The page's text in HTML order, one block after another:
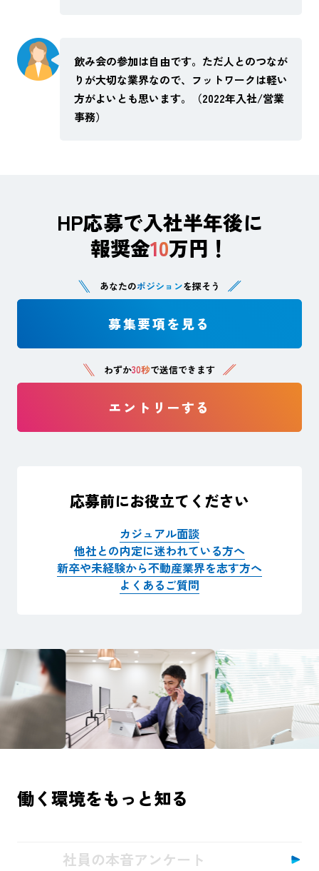
飲み会の参加は自由です。ただ人とのつなが
りが大切な業界なので、フットワークは軽い
方がよいとも思います。（2022年入社/営業
事務）
HP応募で入社半年後に
報奨金10万円！
あなたのポジションを探そう
募集要項を見る
わずか30秒で送信できます
エントリーする
応募前にお役立てください
カジュアル面談
他社との内定に迷われている方へ
新卒や未経験から不動産業界を志す方へ
よくあるご質問
働く環境をもっと知る
社員の本音アンケート